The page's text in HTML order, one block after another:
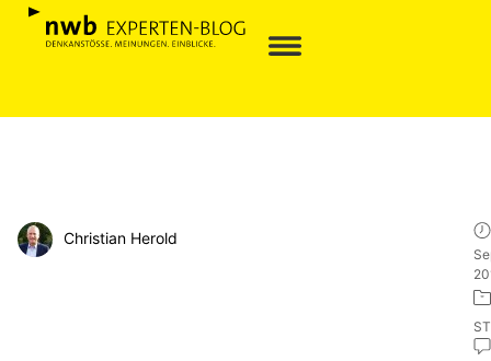
Christian Herold